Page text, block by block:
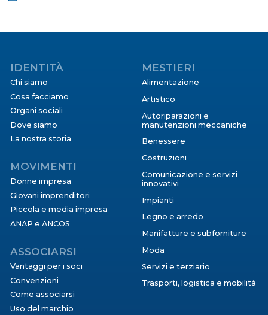
IDENTITÀ
Chi siamo
Cosa facciamo
Organi sociali
Dove siamo
La nostra storia
MOVIMENTI
Donne impresa
Giovani imprenditori
Piccola e media impresa
ANAP e ANCOS
ASSOCIARSI
Vantaggi per i soci
Convenzioni
Come associarsi
Uso del marchio
MESTIERI
Alimentazione
Artistico
Autoriparazioni e
manutenzioni meccaniche
Benessere
Costruzioni
Comunicazione e servizi
innovativi
Impianti
Legno e arredo
Manifatture e subforniture
Moda
Servizi e terziario
Trasporti, logistica e mobilità